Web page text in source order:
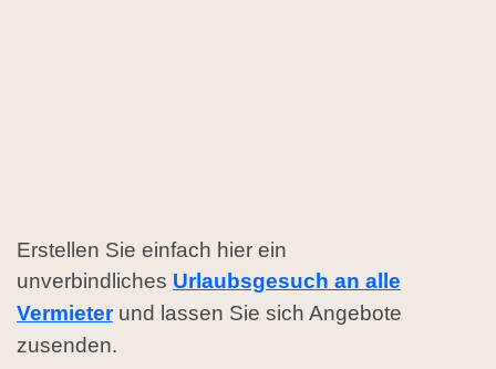
Erstellen Sie einfach hier ein
unverbindliches Urlaubsgesuch an alle
Vermieterund lassen Sie sich Angebote
zusenden.